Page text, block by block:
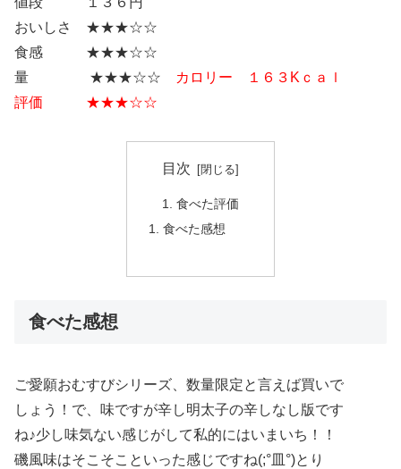
おいしさ ★★★☆☆
食感 ★★★☆☆
量 ★★★☆☆
カロリー １６３Kｃａｌ
評価 ★★★☆☆
目次
食べた評価
食べた感想
食べた感想
ご愛願おむすびシリーズ、数量限定と言えば買いで
しょう！で、味ですが辛し明太子の辛しなし版です
ね♪少し味気ない感じがして私的にはいまいち！！
磯風味はそこそこといった感じですね(;°皿°)とり